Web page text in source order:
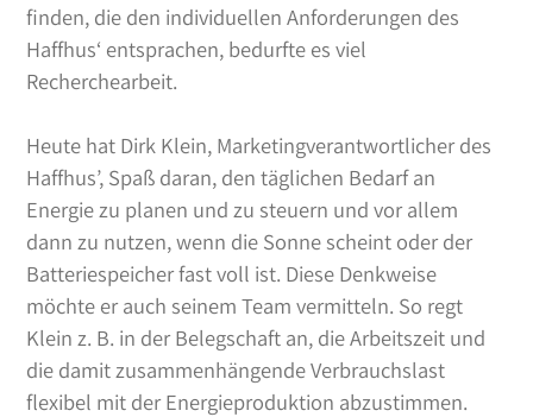
finden, die den individuellen Anforderungen des
Haffhus‘ entsprachen, bedurfte es viel
Recherchearbeit.
Heute hat Dirk Klein, Marketingverantwortlicher des
Haffhus’, Spaß daran, den täglichen Bedarf an
Energie zu planen und zu steuern und vor allem
dann zu nutzen, wenn die Sonne scheint oder der
Batteriespeicher fast voll ist. Diese Denkweise
möchte er auch seinem Team vermitteln. So regt
Klein z. B. in der Belegschaft an, die Arbeitszeit und
die damit zusammenhängende Verbrauchslast
flexibel mit der Energieproduktion abzustimmen.